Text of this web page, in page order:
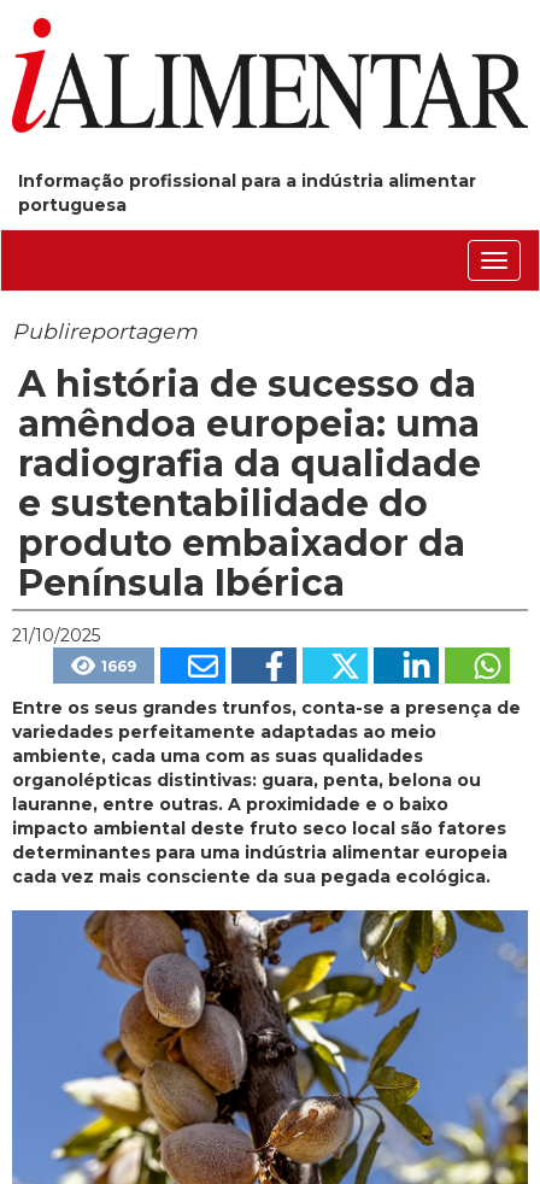
Informação profissional para a indústria alimentar
portuguesa
Publireportagem
A história de sucesso da
amêndoa europeia: uma
radiografia da qualidade
e sustentabilidade do
produto embaixador da
Península Ibérica
21/10/2025
1669
Entre os seus grandes trunfos, conta-se a presença de
variedades perfeitamente adaptadas ao meio
ambiente, cada uma com as suas qualidades
organolépticas distintivas: guara, penta, belona ou
lauranne, entre outras. A proximidade e o baixo
impacto ambiental deste fruto seco local são fatores
determinantes para uma indústria alimentar europeia
cada vez mais consciente da sua pegada ecológica.